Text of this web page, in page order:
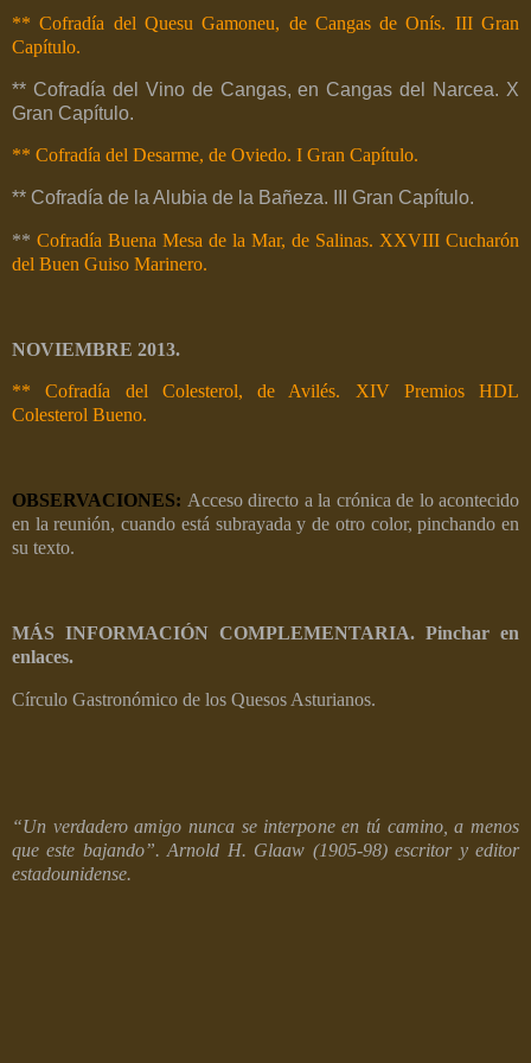
** Cofradía del Quesu Gamoneu, de Cangas de Onís. III Gran
Capítulo.
** Cofradía del Vino de Cangas, en Cangas del Narcea. X
Gran Capítulo.
** Cofradía del Desarme, de Oviedo. I Gran Capítulo.
** Cofradía de la Alubia de la Bañeza. III Gran Capítulo.
** Cofradía Buena Mesa de la Mar, de Salinas. XXVIII Cucharón
del Buen Guiso Marinero.
NOVIEMBRE 2013.
** Cofradía del Colesterol, de Avilés. XIV Premios HDL
Colesterol Bueno.
OBSERVACIONES: Acceso directo a la crónica de lo acontecido
en la reunión, cuando está subrayada y de otro color, pinchando en
su texto.
MÁS INFORMACIÓN COMPLEMENTARIA. Pinchar en
enlaces.
Círculo Gastronómico de los Quesos Asturianos.
“Un verdadero amigo nunca se interpone en tú camino, a menos
que este bajando”. Arnold H. Glaaw (1905-98) escritor y editor
estadounidense.